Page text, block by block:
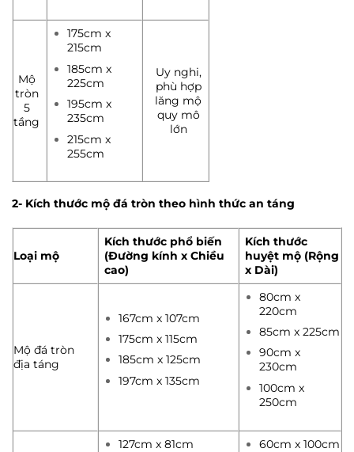
Mộ
tròn
5
tầng
175cm x
215cm
185cm x
225cm
195cm x
235cm
215cm x
255cm
Uy nghi,
phù hợp
lăng mộ
quy mô
lớn
2- Kích thước mộ đá tròn theo hình thức an táng
Loại mộ
Kích thước phổ biến
(Đường kính x Chiều
cao)
Kích thước
huyệt mộ (Rộng
x Dài)
Mộ đá tròn
địa táng
167cm x 107cm
175cm x 115cm
185cm x 125cm
197cm x 135cm
80cm x
220cm
85cm x 225cm
90cm x
230cm
100cm x
250cm
127cm x 81cm
60cm x 100cm